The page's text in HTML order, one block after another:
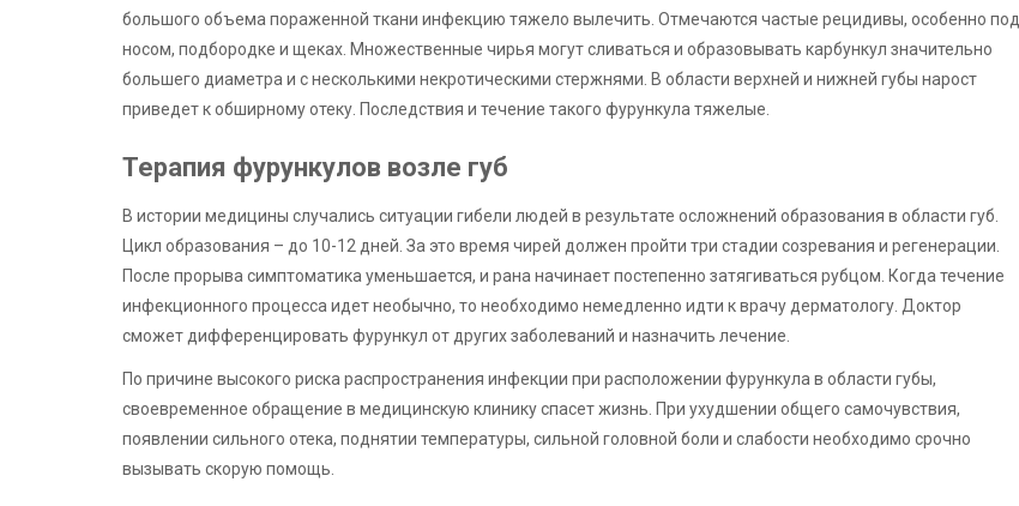
большого объема пораженной ткани инфекцию тяжело вылечить. Отмечаются частые рецидивы, особенно под
носом, подбородке и щеках. Множественные чирья могут сливаться и образовывать карбункул значительно
большего диаметра и с несколькими некротическими стержнями. В области верхней и нижней губы нарост
приведет к обширному отеку. Последствия и течение такого фурункула тяжелые.
Терапия фурункулов возле губ
В истории медицины случались ситуации гибели людей в результате осложнений образования в области губ.
Цикл образования – до 10-12 дней. За это время чирей должен пройти три стадии созревания и регенерации.
После прорыва симптоматика уменьшается, и рана начинает постепенно затягиваться рубцом. Когда течение
инфекционного процесса идет необычно, то необходимо немедленно идти к врачу дерматологу. Доктор
сможет дифференцировать фурункул от других заболеваний и назначить лечение.
По причине высокого риска распространения инфекции при расположении фурункула в области губы,
своевременное обращение в медицинскую клинику спасет жизнь. При ухудшении общего самочувствия,
появлении сильного отека, поднятии температуры, сильной головной боли и слабости необходимо срочно
вызывать скорую помощь.